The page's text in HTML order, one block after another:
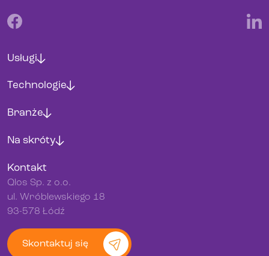
Usługi
Technologie
Branże
Na skróty
Kontakt
Qlos Sp. z o.o.
ul. Wróblewskiego 18
93-578 Łódź
Skontaktuj się